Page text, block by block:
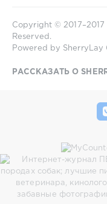
Copyright © 2017–2017
Reserved.
Powered by SherryLay
РАССКАЗАТЬ О